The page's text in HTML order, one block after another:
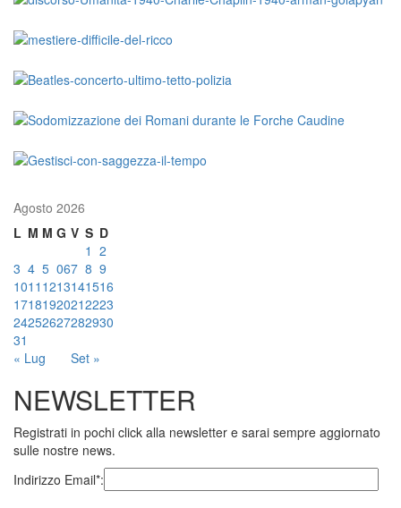
Agosto 2026
L M M G V S D
« Lug Set »
1 2
3 4 5 067 8 9
1011 1213141516
17181920212223
24252627282930
31
NEWSLETTER
Registrati in pochi click alla newsletter e sarai sempre aggiornato
sulle nostre news.
Indirizzo Email*: